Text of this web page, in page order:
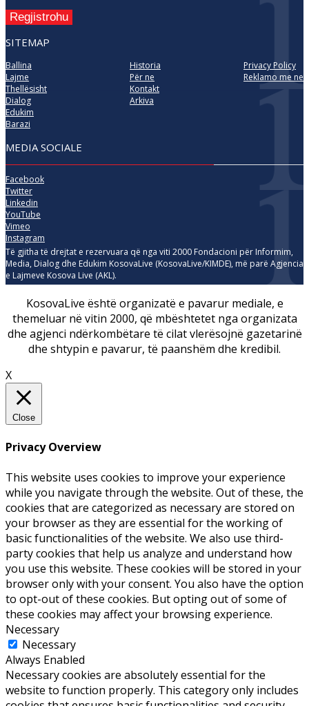
Regjistrohu
SITEMAP
Ballina
Lajme
Thellësisht
Dialog
Edukim
Barazi
Historia
Për ne
Kontakt
Arkiva
Privacy Policy
Reklamo me ne
MEDIA SOCIALE
Facebook
Twitter
Linkedin
YouTube
Vimeo
Instagram
Të gjitha të drejtat e rezervuara që nga viti 2000 Fondacioni për Informim,
Media, Dialog dhe Edukim KosovaLive (KosovaLive/KIMDE), më parë Agjencia
e Lajmeve Kosova Live (AKL).
KosovaLive është organizatë e pavarur mediale, e
themeluar në vitin 2000, që mbështetet nga organizata
dhe agjenci ndërkombëtare të cilat vlerësojnë gazetarinë
dhe shtypin e pavarur, të paanshëm dhe kredibil.
X
Close
Privacy Overview
This website uses cookies to improve your experience
while you navigate through the website. Out of these, the
cookies that are categorized as necessary are stored on
your browser as they are essential for the working of
basic functionalities of the website. We also use third-
party cookies that help us analyze and understand how
you use this website. These cookies will be stored in your
browser only with your consent. You also have the option
to opt-out of these cookies. But opting out of some of
these cookies may affect your browsing experience.
Necessary
Necessary
Always Enabled
Necessary cookies are absolutely essential for the
website to function properly. This category only includes